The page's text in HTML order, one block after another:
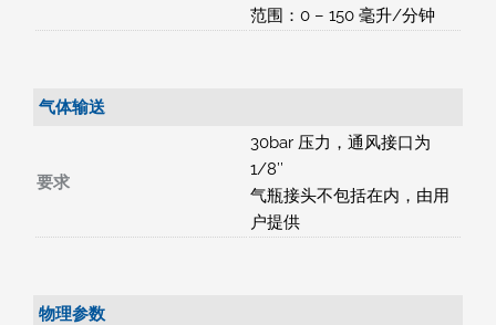
范围：0 – 150 毫升/分钟
气体输送
要求
30bar 压力，通风接口为
1/8’’
气瓶接头不包括在内，由用
户提供
物理参数